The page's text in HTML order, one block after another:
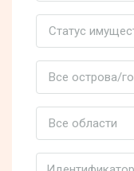
Статус
Все острова/
Все области